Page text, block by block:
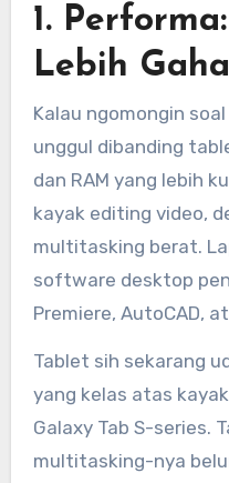
1.
Lebih
Kalau ngomongin
unggul dibanding
dan RAM yang lebih
kayak editing video,
multitasking berat.
software desktop
Premiere, AutoCAD,
Tablet sih sekarang
yang kelas atas
Galaxy Tab S-series.
multitasking-nya